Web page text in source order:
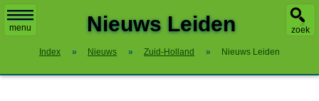
menu zoek
Nieuws Leiden
Index » Nieuws » Zuid-Holland » Nieuws Leiden